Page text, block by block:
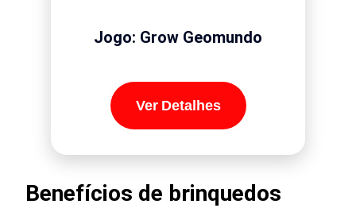
Jogo: Grow Geomundo
Ver Detalhes
Benefícios de brinquedos